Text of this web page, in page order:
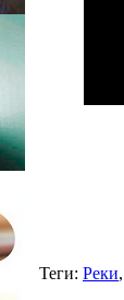
Теги: Реки,